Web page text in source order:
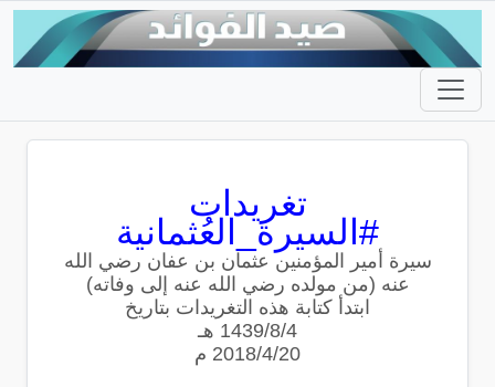
تغريدات
#السيرة_العُثمانية
سيرة أمير المؤمنين عثمان بن عفان رضي الله
عنه (من مولده رضي الله عنه إلى وفاته)
ابتدأ كتابة هذه التغريدات بتاريخ
1439/8/4 هـ
2018/4/20 م